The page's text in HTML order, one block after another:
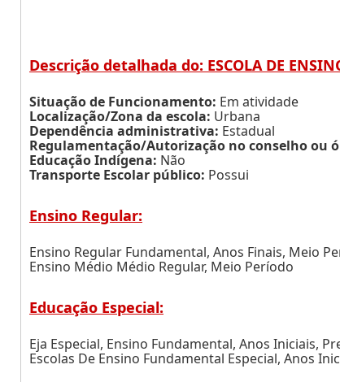
Descrição detalhada do: ESCOLA DE
Situação de Funcionamento: Em atividade
Localização/Zona da escola: Urbana
Dependência administrativa: Estadual
Regulamentação/Autorização no conselho ou
Educação Indígena: Não
Transporte Escolar público: Possui
Ensino Regular:
Ensino Regular Fundamental, Anos Finais, Meio
Ensino Médio Médio Regular, Meio Período
Educação Especial:
Eja Especial, Ensino Fundamental, Anos Iniciais,
Escolas De Ensino Fundamental Especial, Anos